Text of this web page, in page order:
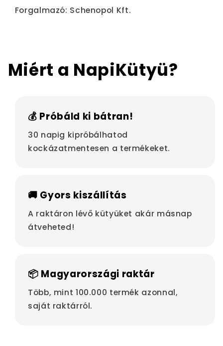
Forgalmazó: Schenopol Kft.
Miért a NapiKütyü?
💰 Próbáld ki bátran!
30 napig kipróbálhatod
kockázatmentesen a termékeket.
🚚 Gyors kiszállítás
A raktáron lévő kütyüket akár másnap
átveheted!
📦 Magyarországi raktár
Több, mint 100.000 termék azonnal,
saját raktárról.